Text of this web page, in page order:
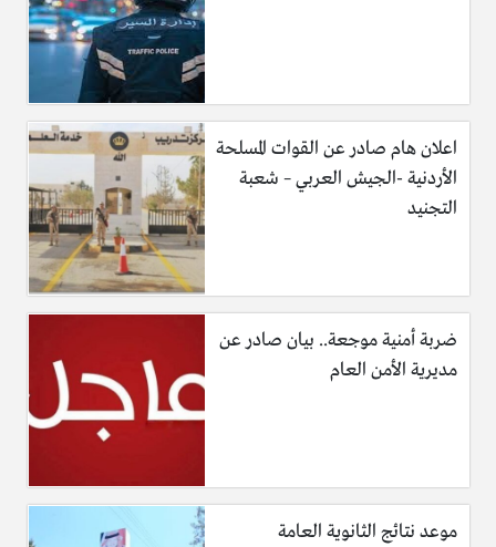
اعلان هام صادر عن القوات المسلحة
الأردنية -الجيش العربي – شعبة
التجنيد
ضربة أمنية موجعة.. بيان صادر عن
مديرية الأمن العام
موعد نتائج الثانوية العامة